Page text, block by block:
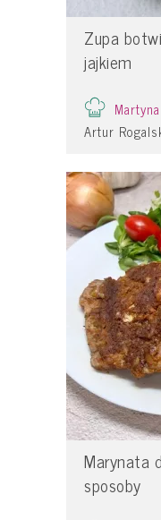
Zupa
jajkiem
Artur
Marynata
sposoby